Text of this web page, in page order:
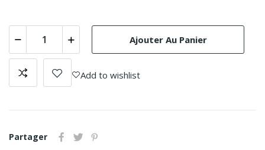
Ajouter Au Panier
Add to wishlist
Partager